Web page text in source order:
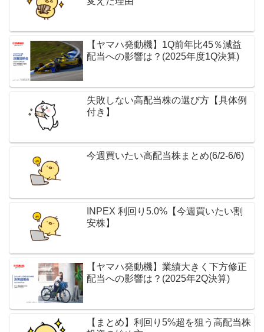
【ヤマハ発動機】1Q前年比45％減益
配当への影響は？(2025年度1Q決算)
失敗しない高配当株の選び方【具体例
付き】
今週買いたい高配当株まとめ(6/2-6/6)
INPEX 利回り5.0%【今週買いたい割
安株】
【ヤマハ発動機】業績大きく下方修正
配当への影響は？(2025年2Q決算)
【まとめ】利回り5%超を狙う高配当株